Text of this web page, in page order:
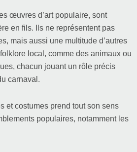
œuvres d’art populaire, sont
en fils. Ils ne représentent pas
mais aussi une multitude d’autres
local, comme des animaux ou
chacun jouant un rôle précis
carnaval.
et costumes prend tout son sens
populaires, notamment les